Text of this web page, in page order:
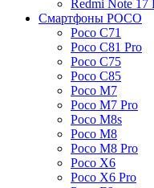
Redmi Note 17
Смартфоны POCO
Poco C71
Poco C81 Pro
Poco C75
Poco C85
Poco M7
Poco M7 Pro
Poco M8s
Poco M8
Poco M8 Pro
Poco X6
Poco X6 Pro